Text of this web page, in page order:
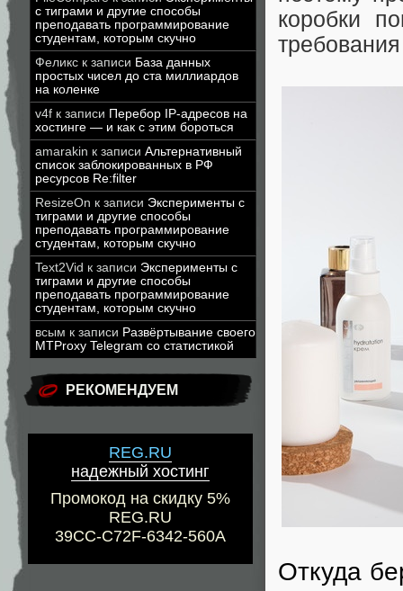
с тиграми и другие способы
преподавать программирование
студентам, которым скучно
Феликс к записи База данных
простых чисел до ста миллиардов
на коленке
v4f к записи Перебор IP-адресов на
хостинге — и как с этим бороться
amarakin к записи Альтернативный
список заблокированных в РФ
ресурсов Re:filter
ResizeOn к записи Эксперименты с
тиграми и другие способы
преподавать программирование
студентам, которым скучно
Text2Vid к записи Эксперименты с
тиграми и другие способы
преподавать программирование
студентам, которым скучно
всым к записи Развёртывание своего
MTProxy Telegram со статистикой
РЕКОМЕНДУЕМ
REG.RU
надежный хостинг
Промокод на скидку 5%
REG.RU
39CC-C72F-6342-560A
коробки
Откуда